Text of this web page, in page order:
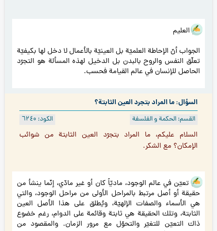
هو العليم
الجواب أنّ الإحاطة العلميّة بل العينيّة بالأعمال لا دخل لها بكيفيّة
تعلّق النفس والروح بالبدن بل الدخيل لهذه المسألة هو التجرّد
الحاصل للإنسان في عالم القيامة فحسب.
السؤال: ما المراد بتجرد العين الثابتة؟
الكود: ٦۲٤۰ القسم: الحكمة و الفلسفة
السلام عليكم، ما المراد بتجرّد العين الثابتة من شوائب
الإمكان؟ مع الشكر.
كلّ تعيّن في عالم الوجود، ماديّاً كان أو غير مادّي، إنّما ينشأ من
حقيقة أو أصل مرتبط بالمراحل الأولى من مراحل الوجود، والتي
هي الأسماء والصفات الإلهيّة، ويُطلق على هذا الأصل العين
الثابتة، وتلك الحقيقة هي ثابتة وقائمة على الدوام، رغم خضوع
ذاك التعيّن للتغيّر والتحوّل مع مرور الزمان. والمقصود من